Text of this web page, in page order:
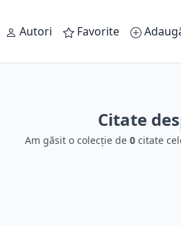
Autori Favorite
Citate
Am găsit o colecție de 0citate